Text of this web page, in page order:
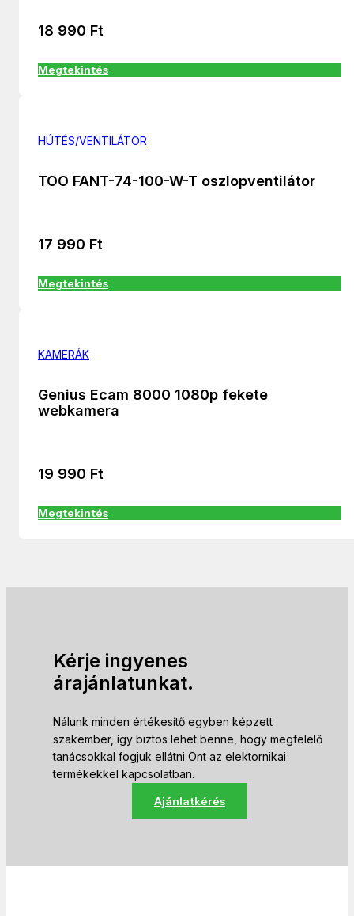
18 990 Ft
Megtekintés
HÚTÉS/VENTILÁTOR
TOO FANT-74-100-W-T oszlopventilátor
17 990 Ft
Megtekintés
KAMERÁK
Genius Ecam 8000 1080p fekete
webkamera
19 990 Ft
Megtekintés
Kérje ingyenes
árajánlatunkat.
Nálunk minden értékesítő egyben képzett
szakember, így biztos lehet benne, hogy megfelelő
tanácsokkal fogjuk ellátni Önt az elektornikai
termékekkel kapcsolatban.
Ajánlatkérés